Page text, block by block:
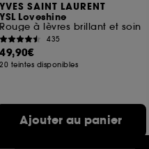
YVES SAINT LAURENT
YSL Loveshine
Rouge à lèvres brillant et soin
435
49,90€
20 teintes disponibles
Ajouter au panier